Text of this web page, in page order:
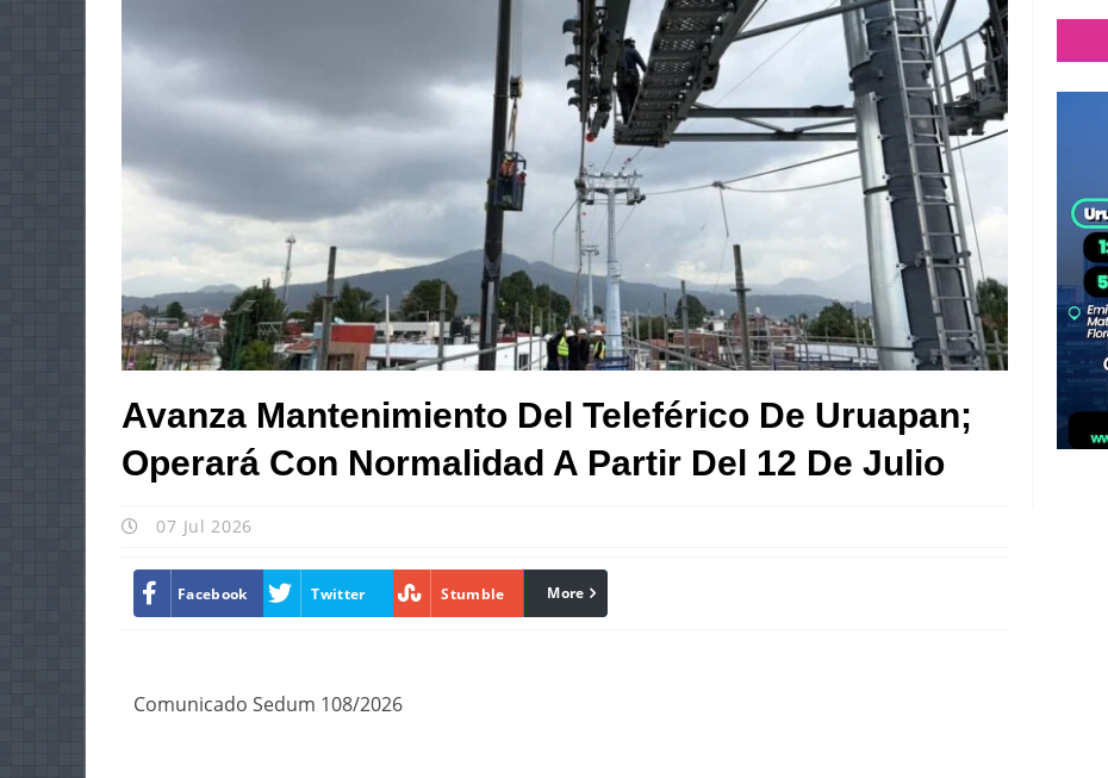
Avanza Mantenimiento Del Teleférico De Uruapan;
Operará Con Normalidad A Partir Del 12 De Julio
07 Jul 2026
Facebook Twitter Stumble linkedin
More
Comunicado Sedum 108/2026